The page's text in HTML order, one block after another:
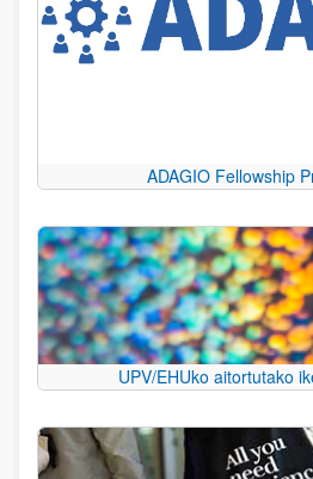
ADAGIO Fellowship
UPV/EHUko aitortutako